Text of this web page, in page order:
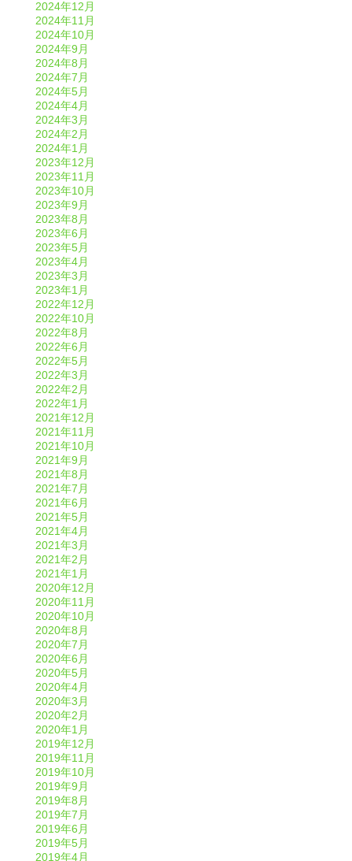
2024年12月
2024年11月
2024年10月
2024年9月
2024年8月
2024年7月
2024年5月
2024年4月
2024年3月
2024年2月
2024年1月
2023年12月
2023年11月
2023年10月
2023年9月
2023年8月
2023年6月
2023年5月
2023年4月
2023年3月
2023年1月
2022年12月
2022年10月
2022年8月
2022年6月
2022年5月
2022年3月
2022年2月
2022年1月
2021年12月
2021年11月
2021年10月
2021年9月
2021年8月
2021年7月
2021年6月
2021年5月
2021年4月
2021年3月
2021年2月
2021年1月
2020年12月
2020年11月
2020年10月
2020年8月
2020年7月
2020年6月
2020年5月
2020年4月
2020年3月
2020年2月
2020年1月
2019年12月
2019年11月
2019年10月
2019年9月
2019年8月
2019年7月
2019年6月
2019年5月
2019年4月